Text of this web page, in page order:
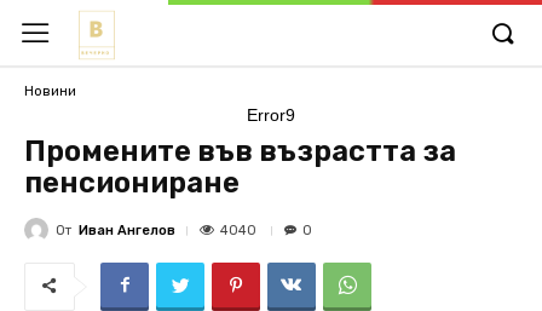
Новини
Error9
Промените във възрастта за
пенсиониране
От Иван Ангелов 4040 0